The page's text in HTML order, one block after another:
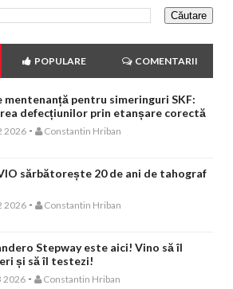
POPULARE COMENTARII
mentenanță pentru simeringuri SKF:
defecțiunilor prin etanșare corectă
2026 - Constantin Hriban
sărbătorește 20 de ani de tahograf
2026 - Constantin Hriban
Stepway este aici! Vino să îl
și să îl testezi!
2026 - Constantin Hriban